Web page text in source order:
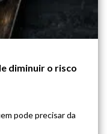
diminuir o risco
pode precisar da